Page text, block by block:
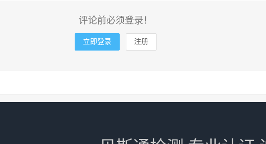
评论前必须登录！
立即登录 注册